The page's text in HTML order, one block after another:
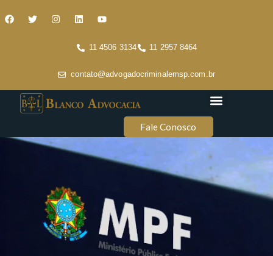
11 4506 3134 11 2957 8464
contato@advogadocriminalemsp.com.br
Fale Conosco